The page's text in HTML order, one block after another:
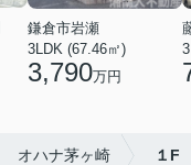
鎌倉市岩瀬
3LDK (67.46㎡)
3,790万円
オハナ茅ヶ崎 １F